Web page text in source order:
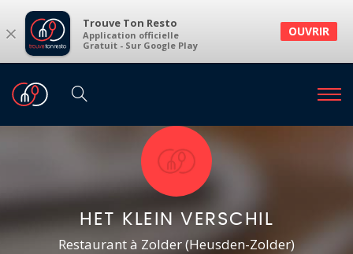
× Trouve Ton Resto
Application officielle
Gratuit - Sur Google Play
OUVRIR
HET KLEIN VERSCHIL
Restaurant à Zolder (Heusden-Zolder)